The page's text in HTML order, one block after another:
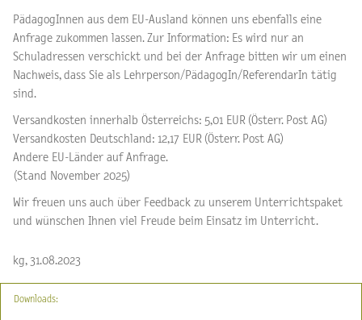
PädagogInnen aus dem EU-Ausland können uns ebenfalls eine
Anfrage zukommen lassen. Zur Information: Es wird nur an
Schuladressen verschickt und bei der Anfrage bitten wir um einen
Nachweis, dass Sie als Lehrperson/PädagogIn/ReferendarIn tätig
sind.
Versandkosten innerhalb Österreichs: 5,01 EUR (Österr. Post AG)
Versandkosten Deutschland: 12,17 EUR (Österr. Post AG)
Andere EU-Länder auf Anfrage.
(Stand November 2025)
Wir freuen uns auch über Feedback zu unserem Unterrichtspaket
und wünschen Ihnen viel Freude beim Einsatz im Unterricht.
kg, 31.08.2023
Downloads: